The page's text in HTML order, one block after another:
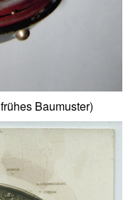
Baumuster)